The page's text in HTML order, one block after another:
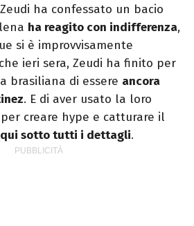
ha confessato un bacio
ha reagito con indifferenza,
si è improvvisamente
ieri sera, Zeudi ha finito per
brasiliana di essere ancora
. E di aver usato la loro
per creare hype e catturare il
qui sotto tutti i dettagli.